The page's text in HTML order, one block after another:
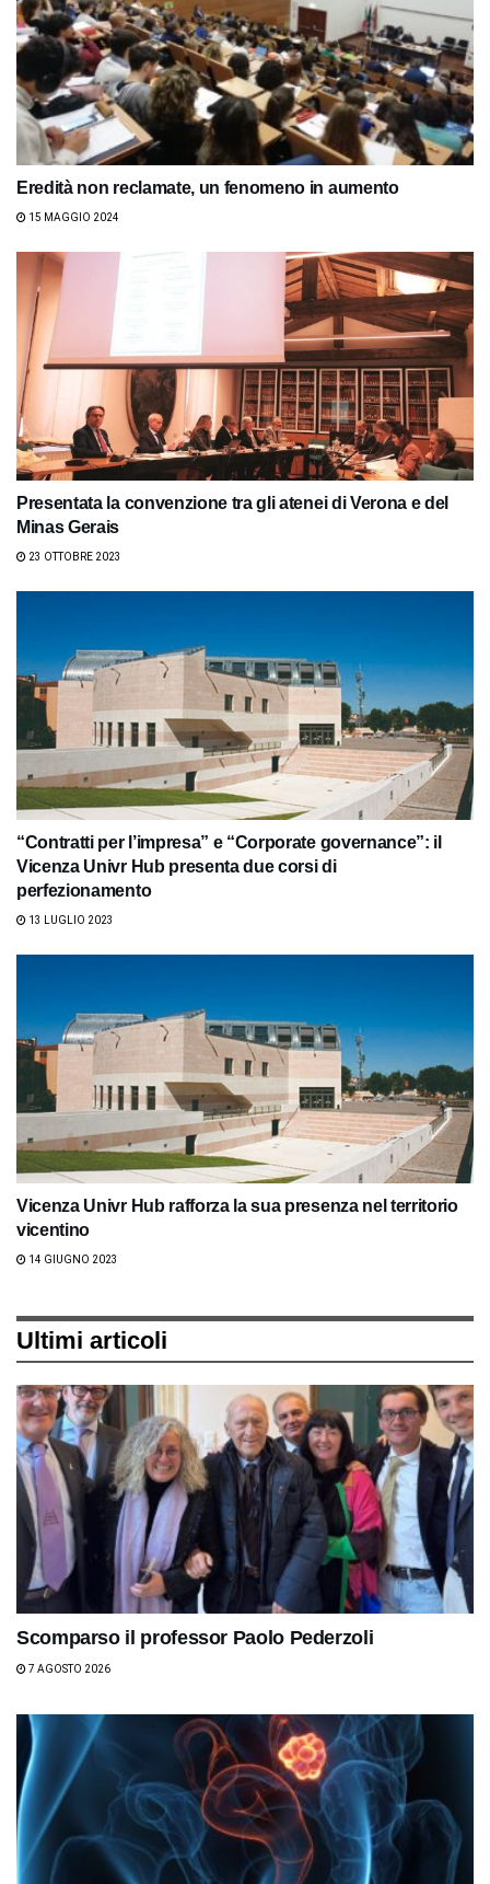
Eredità non reclamate, un fenomeno in aumento
15 MAGGIO 2024
Presentata la convenzione tra gli atenei di Verona e del
Minas Gerais
23 OTTOBRE 2023
“Contratti per l’impresa” e “Corporate governance”: il
Vicenza Univr Hub presenta due corsi di
perfezionamento
13 LUGLIO 2023
Vicenza Univr Hub rafforza la sua presenza nel territorio
vicentino
14 GIUGNO 2023
Ultimi articoli
Scomparso il professor Paolo Pederzoli
7 AGOSTO 2026